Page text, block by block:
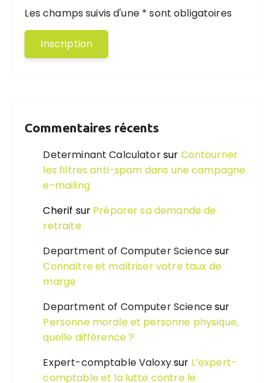
Les champs suivis d'une * sont obligatoires
Commentaires récents
Determinant Calculatorsur Contourner
les filtres anti-spam dans une campagne
e-mailing
Cherif sur Préparer sa demande de
retraite
Department of Computer Sciencesur
Connaître et maîtriser votre taux de
marge
Department of Computer Sciencesur
Personne morale et personne physique,
quelle différence ?
Expert-comptable Valoxysur L’expert-
comptable et la lutte contre le